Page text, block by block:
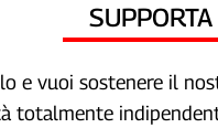
e vuoi sostenere il
totalmente